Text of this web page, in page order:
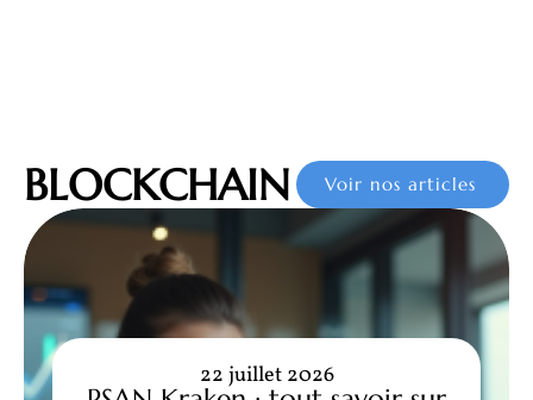
BLOCKCHAIN Voir nos articles
22 juillet 2026